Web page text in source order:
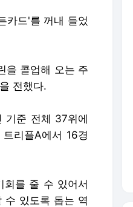
카드'를 꺼내 들었
을 콜업해 오는 주
전했다.
기준 전체 37위에
리플A에서 16경
를 줄 수 있어서
수 있도록 돕는 역